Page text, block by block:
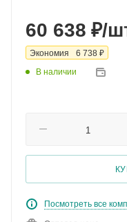
60 638 ₽/
Экономия 6 738 ₽
В наличии
Посмотреть все